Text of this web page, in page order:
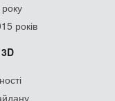
років